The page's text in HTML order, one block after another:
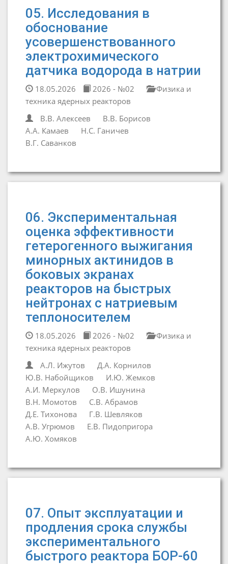
05. Исследования в
обоснование
усовершенствованного
электрохимического
датчика водорода в натрии
18.05.2026 2026 - №02
Физика и
техника ядерных реакторов
В.В. Алексеев
В.В. Борисов
А.А. Камаев
Н.С. Ганичев
В.Г. Саванков
06. Экспериментальная
оценка эффективности
гетерогенного выжигания
минорных актинидов в
боковых экранах
реакторов на быстрых
нейтронах с натриевым
теплоносителем
18.05.2026 2026 - №02
Физика и
техника ядерных реакторов
А.Л. Ижутов
Д.А. Корнилов
Ю.В. Набойщиков
И.Ю. Жемков
А.И. Меркулов
О.В. Ишунина
В.Н. Момотов
С.В. Абрамов
Д.Е. Тихонова
Г.В. Шевляков
А.В. Угрюмов
Е.В. Пидопригора
А.Ю. Хомяков
07. Опыт эксплуатации и
продления срока службы
экспериментального
быстрого реактора БОР-60